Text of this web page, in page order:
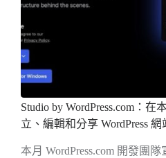
Studio by WordPress.com：在
立、編輯和分享 WordPress 網
本月 WordPress.com 開發團